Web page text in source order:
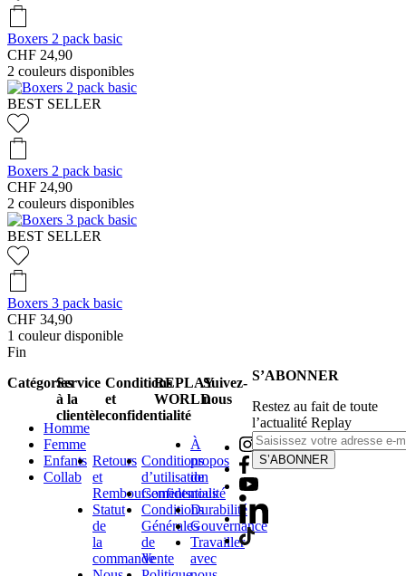
Boxers 2 pack basic
CHF 24,90
2 couleurs disponibles
BEST SELLER
Boxers 2 pack basic
CHF 24,90
2 couleurs disponibles
BEST SELLER
Boxers 3 pack basic
CHF 34,90
1 couleur disponible
Fin
Catégories
Homme
Femme
Enfants
Collab
Service
à la
clientèle
Retours
et
Remboursements
Statut
de
la
commande
Conditions
et
confidentialité
Conditions
d’utilisation
Confidentialité
Conditions
Générales
de
Vente
REPLAY
WORLD
À
propos
de
nous
Durabilité
Gouvernance
Travailler
avec
Suivez-
nous
S’ABONNER
Restez au fait de toute
l’actualité Replay
S’ABONNER